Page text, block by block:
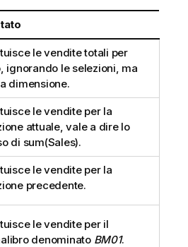
le vendite totali per
ignorando le selezioni, ma
dimensione.
le vendite per la
attuale, vale a dire lo
di sum(Sales).
le vendite per la
precedente.
le vendite per il
denominato BM01.